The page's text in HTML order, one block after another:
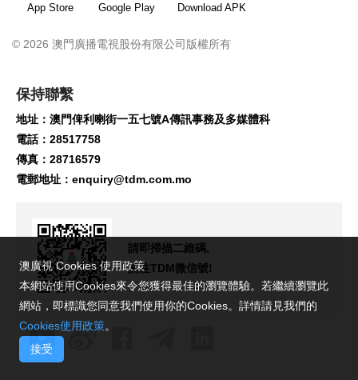
App Store Google Play Download APK
© 2026 澳門廣播電視股份有限公司版權所有
保持聯繫
地址：澳門俾利喇街一五七號A傳訊事務及多媒體科
電話：28517758
傳真：28716579
電郵地址： enquiry@tdm.com.mo
請即掃描二維碼,
關注TDM微信號!
澳廣視 Cookies 使用政策
本網站使用Cookies來令您獲得最佳的瀏覽體驗。若繼續瀏覽此
網站，即標識您同意我們使用你的Cookies。詳情請見我們的
Cookies使用政策。
接受